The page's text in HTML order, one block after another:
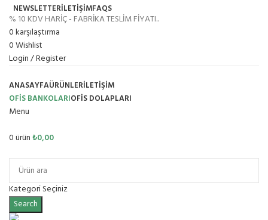
NEWSLETTERİLETİŞİMFAQS
% 10 KDV HARİÇ - FABRİKA TESLİM FİYATI..
0karşılaştırma
0Wishlist
Login / Register
ANASAYFAÜRÜNLERİLETIŞIM
OFİS BANKOLARIOFIS DOLAPLARI
Menu
0ürün₺0,00
Kategori Seçiniz
Search